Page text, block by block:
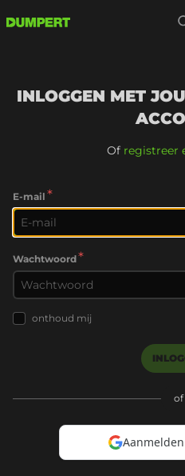
INLOGGEN MET
Of registreer
E-mail *
Wachtwoord*
onthoud mij
of